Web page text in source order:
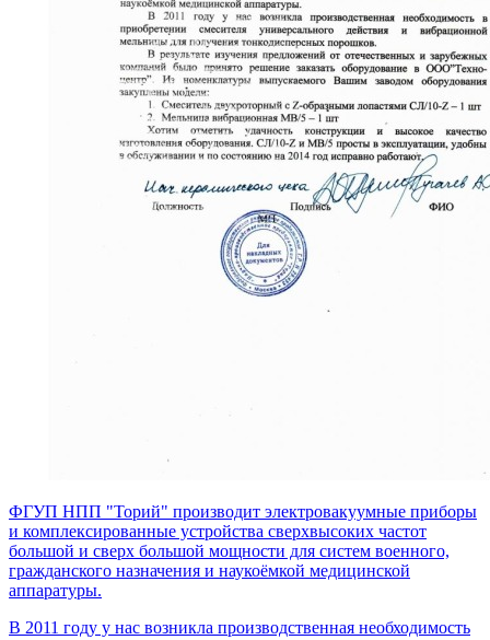
ФГУП НПП "Торий" производит электровакуумные приборы
и комплексированные устройства сверхвысоких частот
большой и сверх большой мощности для систем военного,
гражданского назначения и наукоёмкой медицинской
аппаратуры.
В 2011 году у нас возникла производственная необходимость